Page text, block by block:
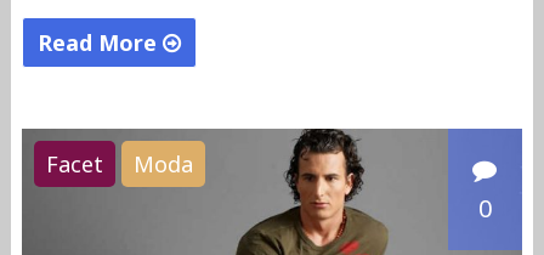
p
Read More
Facet Moda
0